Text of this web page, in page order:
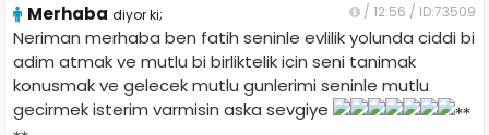
Merhaba diyor ki; / 12:56 / ID:73509
Neriman merhaba ben fatih seninle evlilik yolunda ciddi bi
adim atmak ve mutlu bi birliktelik icin seni tanimak
konusmak ve gelecek mutlu gunlerimi seninle mutlu
gecirmek isterim varmisin aska sevgiye